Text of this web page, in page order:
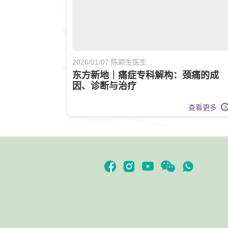
2026/01/07 陈颖生医生
东方新地｜痛症专科解构：颈痛的成
因、诊断与治疗
查看更多